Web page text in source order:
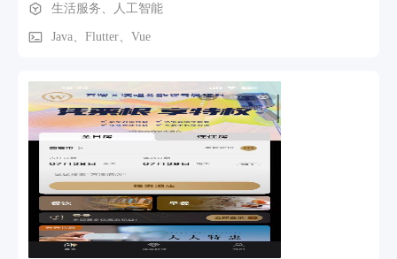
动、好友聊天、附近的人、通知消息等功能；医生端围绕在线
问诊场景，支持医生查看咨询订单、进入会话、查看用户及宠
表、健康知识、急救指南、公益活动、社区审核、好友数据、
系统配置、物流、审计日志等模块。整体上，它不是单一工具
型应用，而是一个围绕“宠物健康 + 医疗咨询 + 内容社区 + 电
商服务”的综合平台。 核心模块可以分为六类。第一类是医疗
健康模块，包括宠物档案、健康统计、护理计划、AI 问诊、自
查表、问诊报告、医生咨询和医疗服务订单，负责承接用户最
核心的宠物医疗需求。第二类是商城交易模块，包括商品分
类、商品详情、SKU 规格、购物车、订单、支付、优惠券、收
藏、二手商品、钱包收益等，形成商品浏览到下单支付的闭
生活服务、人工智能
Java、Flutter、Vue